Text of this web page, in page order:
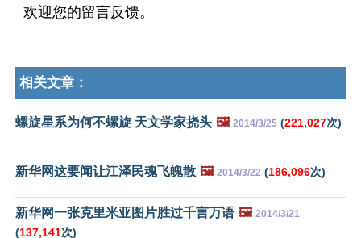
欢迎您的留言反馈。
相关文章：
螺旋星系为何不螺旋 天文学家挠头 🖼️ 2014/3/25 (221,027次)
新华网这要闻让江泽民魂飞魄散 🖼️ 2014/3/22 (186,096次)
新华网一张克里米亚图片胜过千言万语 🖼️ 2014/3/21
(137,141次)